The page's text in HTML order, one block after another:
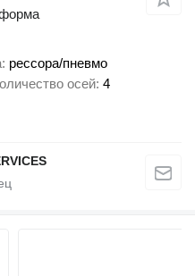
рессора/пневмо
осей 4